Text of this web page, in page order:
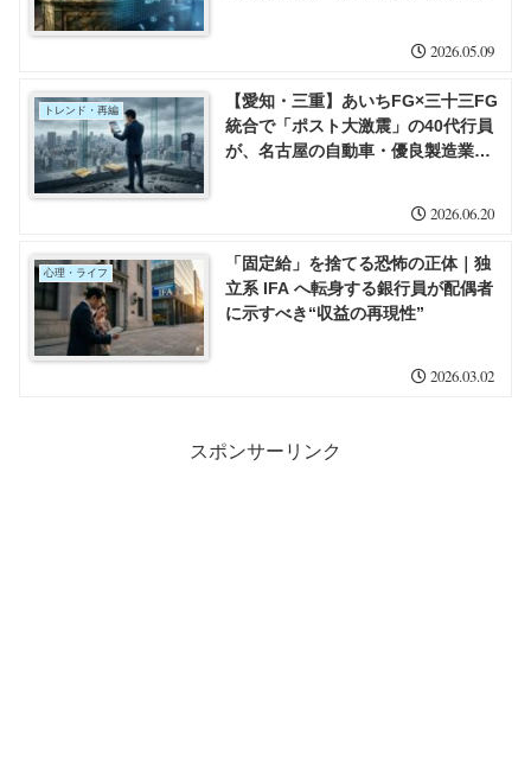
2026.05.09
トレンド・再編
【愛知・三重】あいちFG×三十三FG
統合で「ポスト大激震」の40代行員
が、名古屋の自動車・優良製造業
2026.06.20
心理・ライフ
「固定給」を捨てる恐怖の正体｜独
立系 IFA へ転身する銀行員が配偶者
に示すべき“収益の再現性”
2026.03.02
スポンサーリンク